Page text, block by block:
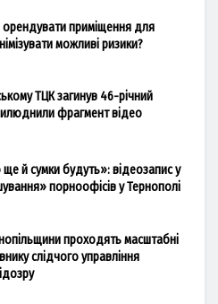
приміщення для
можливі ризики?
ТЦК загинув 46-річний
фрагмент відео
й сумки будуть»: відеозапис у
порноофісів у Тернополі
проходять масштабні
слідчого управління